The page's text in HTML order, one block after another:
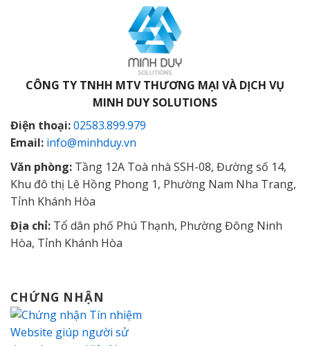
CÔNG TY TNHH MTV THƯƠNG MẠI VÀ DỊCH VỤ
MINH DUY SOLUTIONS
Điện thoại:02583.899.979
Email: info@minhduy.vn
Văn phòng: Tầng 12A Toà nhà SSH-08, Đường số 14,
Khu đô thị Lê Hồng Phong 1, Phường Nam Nha Trang,
Tỉnh Khánh Hòa
Địa chỉ: Tổ dân phố Phú Thạnh, Phường Đông Ninh
Hòa, Tỉnh Khánh Hòa
CHỨNG NHẬN